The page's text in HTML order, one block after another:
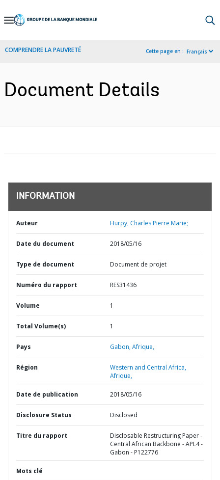
Skip
Navigation
COMPRENDRE LA PAUVRETÉ Cette page en : Français
Document Details
INFORMATION
Auteur Hurpy, Charles Pierre Marie;
Date du document 2018/05/16
Type de document Document de projet
Numéro du rapport RES31436
Volume 1
Total Volume(s) 1
Pays Gabon,Afrique,
Région
Western and Central Africa,
Afrique,
Date de publication 2018/05/16
Disclosure Status Disclosed
Titre du rapport
Disclosable Restructuring Paper -
Central African Backbone - APL4 -
Gabon - P122776
Mots clé